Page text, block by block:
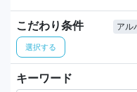
こだわり条件
選択する
アル
キーワード